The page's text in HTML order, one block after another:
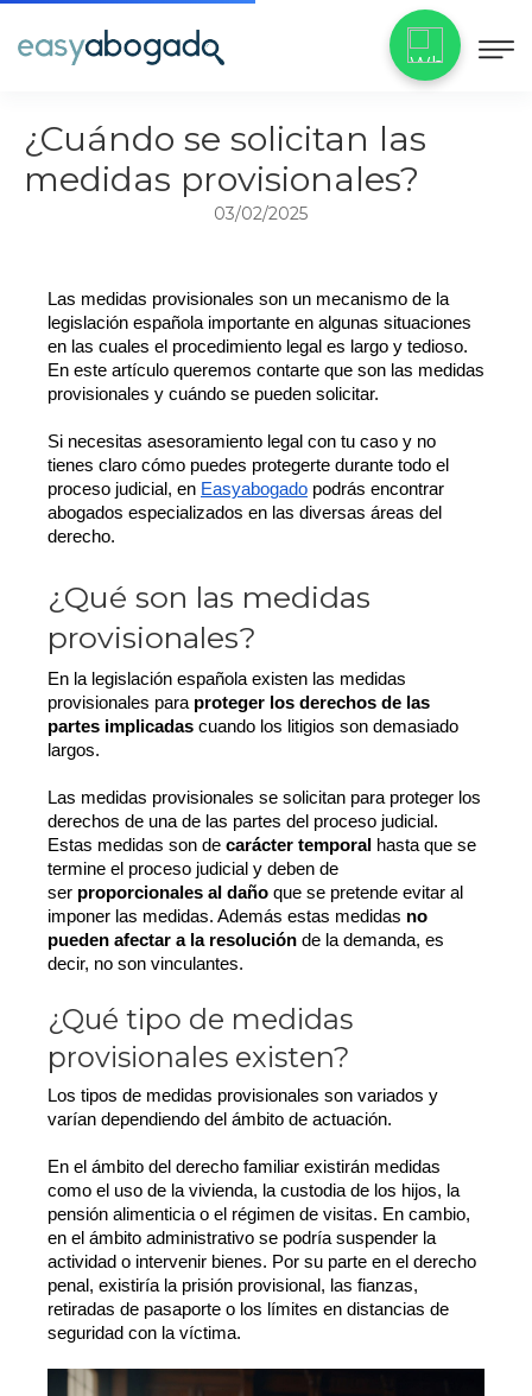
¿Cuándo se solicitan las
medidas provisionales?
03/02/2025
Las medidas provisionales son un mecanismo de la
legislación española importante en algunas situaciones
en las cuales el procedimiento legal es largo y tedioso.
En este artículo queremos contarte que son las medidas
provisionales y cuándo se pueden solicitar.
Si necesitas asesoramiento legal con tu caso y no
tienes claro cómo puedes protegerte durante todo el
proceso judicial, en Easyabogado podrás encontrar
abogados especializados en las diversas áreas del
derecho.
¿Qué son las medidas
provisionales?
En la legislación española existen las medidas
provisionales para proteger los derechos de las
partes implicadas cuando los litigios son demasiado
largos.
Las medidas provisionales se solicitan para proteger los
derechos de una de las partes del proceso judicial.
Estas medidas son de carácter temporal hasta que se
termine el proceso judicial y deben de
ser proporcionales al daño que se pretende evitar al
imponer las medidas. Además estas medidas no
pueden afectar a la resolución de la demanda, es
decir, no son vinculantes.
¿Qué tipo de medidas
provisionales existen?
Los tipos de medidas provisionales son variados y
varían dependiendo del ámbito de actuación.
En el ámbito del derecho familiar existirán medidas
como el uso de la vivienda, la custodia de los hijos, la
pensión alimenticia o el régimen de visitas. En cambio,
en el ámbito administrativo se podría suspender la
actividad o intervenir bienes. Por su parte en el derecho
penal, existiría la prisión provisional, las fianzas,
retiradas de pasaporte o los límites en distancias de
seguridad con la víctima.